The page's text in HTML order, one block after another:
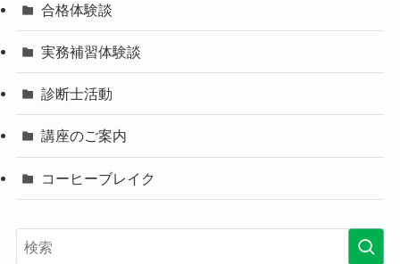
合格体験談
実務補習体験談
診断士活動
講座のご案内
コーヒーブレイク